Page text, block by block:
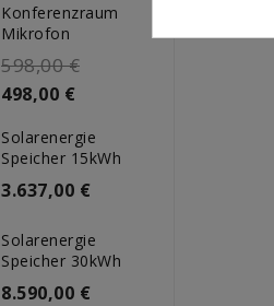
Konferenzraum
Mikrofon
598,00 €
498,00 €
Solarenergie
Speicher 15kWh
3.637,00 €
Solarenergie
Speicher 30kWh
8.590,00 €